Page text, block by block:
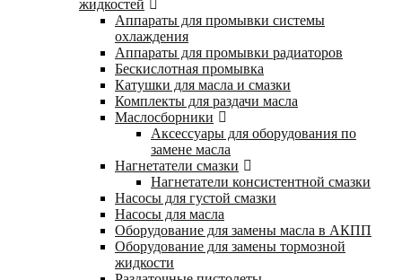
жидкостей
Аппараты для промывки системы
охлаждения
Аппараты для промывки радиаторов
Бескислотная промывка
Катушки для масла и смазки
Комплекты для раздачи масла
Маслосборники
Аксессуары для оборудования по
замене масла
Нагнетатели смазки
Нагнетатели консистентной смазки
Насосы для густой смазки
Насосы для масла
Оборудование для замены масла в АКПП
Оборудование для замены тормозной
жидкости